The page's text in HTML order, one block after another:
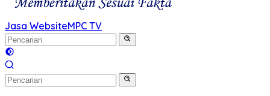
Jasa WebsiteMPC TV